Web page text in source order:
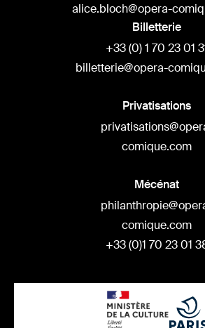
alice.bloch@opera-
Billetterie
+33 (0) 1 70 23 01
billetterie@opera-
Privatisations
comique.com
Mécénat
comique.com
+33 (0)1 70 23 01